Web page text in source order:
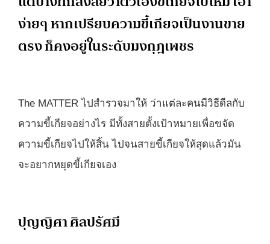
ง่ายๆ หากเปรียบความขี้เกียจเป็นงานขาย
ตรง ก็คงอยู่ในระดับมงกุฎเพชร
The MATTER ไปสำรวจมาให้ ว่าแต่ละคนมีวิธีดีลกับ
ความขี้เกียจอย่างไร มีทั้งสายตั้งเป้าหมายเพื่อขจัด
ความขี้เกียจไปให้สิ้น ไปจนสายขี้เกียจให้สุดแล้วมัน
จะอยากหยุดขี้เกียจเอง
ปุญญิศา ศิลปรัศมี